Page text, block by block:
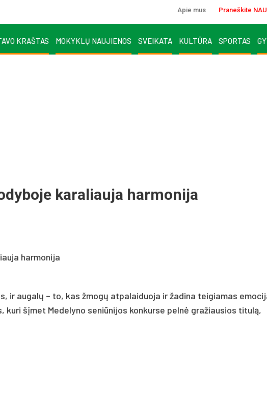
Apie mus Praneškite
KRAŠTAS MOKYKLŲ NAUJIENOS SVEIKATA KULTŪRA SPORTAS
karaliauja harmonija
harmonija
ir augalų – to, kas žmogų atpalaiduoja ir žadina teigiamas
kuri šįmet Medelyno seniūnijos konkurse pelnė gražiausios titulą,